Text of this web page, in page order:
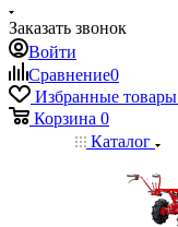
Заказать звонок
Войти
Сравнение0
Избранные товары
Корзина 0
Каталог